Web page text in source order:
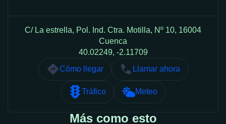
C/ La estrella, Pol. Ind. Ctra. Motilla, Nº 10, 16004
Cuenca
40.02249, -2.11709
Cómo llegar
Llamar ahora
Tráfico Meteo
Más como esto